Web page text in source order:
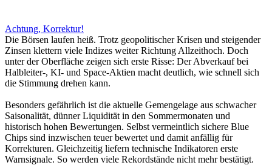
Achtung, Korrektur!
Die Börsen laufen heiß. Trotz geopolitischer Krisen und steigender
Zinsen klettern viele Indizes weiter Richtung Allzeithoch. Doch
unter der Oberfläche zeigen sich erste Risse: Der Abverkauf bei
Halbleiter-, KI- und Space-Aktien macht deutlich, wie schnell sich
die Stimmung drehen kann.
Besonders gefährlich ist die aktuelle Gemengelage aus schwacher
Saisonalität, dünner Liquidität in den Sommermonaten und
historisch hohen Bewertungen. Selbst vermeintlich sichere Blue
Chips sind inzwischen teuer bewertet und damit anfällig für
Korrekturen. Gleichzeitig liefern technische Indikatoren erste
Warnsignale. So werden viele Rekordstände nicht mehr bestätigt.